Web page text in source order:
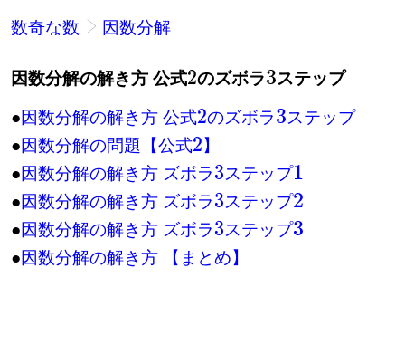
数奇な数 因数分解
因数分解の解き方 公式2のズボラ3ステップ
●因数分解の解き方 公式2のズボラ3ステップ
●因数分解の問題【公式2】
●因数分解の解き方 ズボラ3ステップ1
●因数分解の解き方 ズボラ3ステップ2
●因数分解の解き方 ズボラ3ステップ3
●因数分解の解き方 【まとめ】